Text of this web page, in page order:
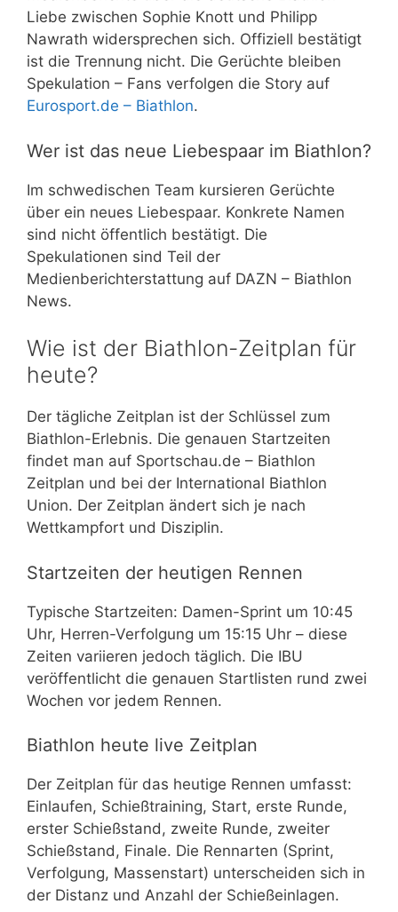
Liebe zwischen Sophie Knott und Philipp
Nawrath widersprechen sich. Offiziell bestätigt
ist die Trennung nicht. Die Gerüchte bleiben
Spekulation – Fans verfolgen die Story auf
Eurosport.de – Biathlon.
Wer ist das neue Liebespaar im Biathlon?
Im schwedischen Team kursieren Gerüchte
über ein neues Liebespaar. Konkrete Namen
sind nicht öffentlich bestätigt. Die
Spekulationen sind Teil der
Medienberichterstattung auf DAZN – Biathlon
News.
Wie ist der Biathlon-Zeitplan für
heute?
Der tägliche Zeitplan ist der Schlüssel zum
Biathlon-Erlebnis. Die genauen Startzeiten
findet man auf Sportschau.de – Biathlon
Zeitplan und bei der International Biathlon
Union. Der Zeitplan ändert sich je nach
Wettkampfort und Disziplin.
Startzeiten der heutigen Rennen
Typische Startzeiten: Damen-Sprint um 10:45
Uhr, Herren-Verfolgung um 15:15 Uhr – diese
Zeiten variieren jedoch täglich. Die IBU
veröffentlicht die genauen Startlisten rund zwei
Wochen vor jedem Rennen.
Biathlon heute live Zeitplan
Der Zeitplan für das heutige Rennen umfasst:
Einlaufen, Schießtraining, Start, erste Runde,
erster Schießstand, zweite Runde, zweiter
Schießstand, Finale. Die Rennarten (Sprint,
Verfolgung, Massenstart) unterscheiden sich in
der Distanz und Anzahl der Schießeinlagen.